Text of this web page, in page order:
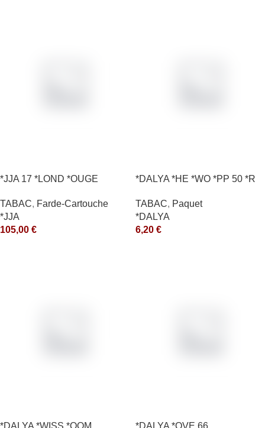
*JJA 17 *LOND *OUGE
TABAC, Farde-Cartouche
*JJA
105,00 €
*DALYA *HE *WO *PP 50 *R
TABAC, Paquet
*DALYA
6,20 €